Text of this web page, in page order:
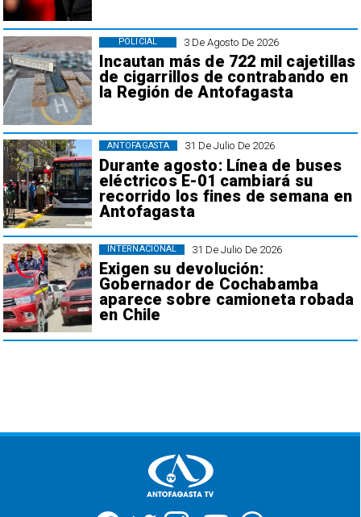
3 De Agosto De 2026
Incautan más de 722 mil cajetillas
de cigarrillos de contrabando en
la Región de Antofagasta
POLICIAL
31 De Julio De 2026
Durante agosto: Línea de buses
eléctricos E-01 cambiará su
recorrido los fines de semana en
Antofagasta
ANTOFAGASTA
31 De Julio De 2026
Exigen su devolución:
Gobernador de Cochabamba
aparece sobre camioneta robada
en Chile
INTERNACIONAL